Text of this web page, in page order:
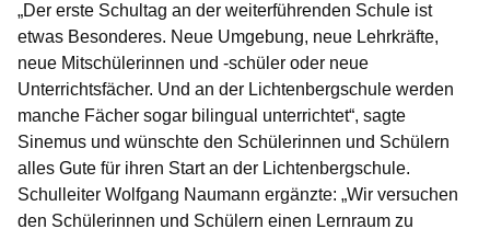
„Der erste Schultag an der weiterführenden Schule ist
etwas Besonderes. Neue Umgebung, neue Lehrkräfte,
neue Mitschülerinnen und -schüler oder neue
Unterrichtsfächer. Und an der Lichtenbergschule werden
manche Fächer sogar bilingual unterrichtet“, sagte
Sinemus und wünschte den Schülerinnen und Schülern
alles Gute für ihren Start an der Lichtenbergschule.
Schulleiter Wolfgang Naumann ergänzte: „Wir versuchen
den Schülerinnen und Schülern einen Lernraum zu